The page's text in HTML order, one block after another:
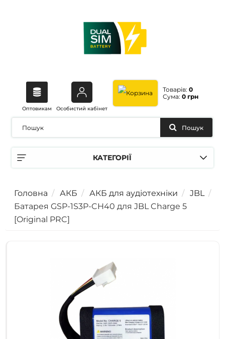
Оптовикам Особистий кабінет
Товарів: 0
Сума: 0 грн
КАТЕГОРІЇ
Пошук
Головна АКБ АКБ для аудіотехніки
JBL
Батарея GSP-1S3P-CH40 для JBL Charge 5
[Original PRC]